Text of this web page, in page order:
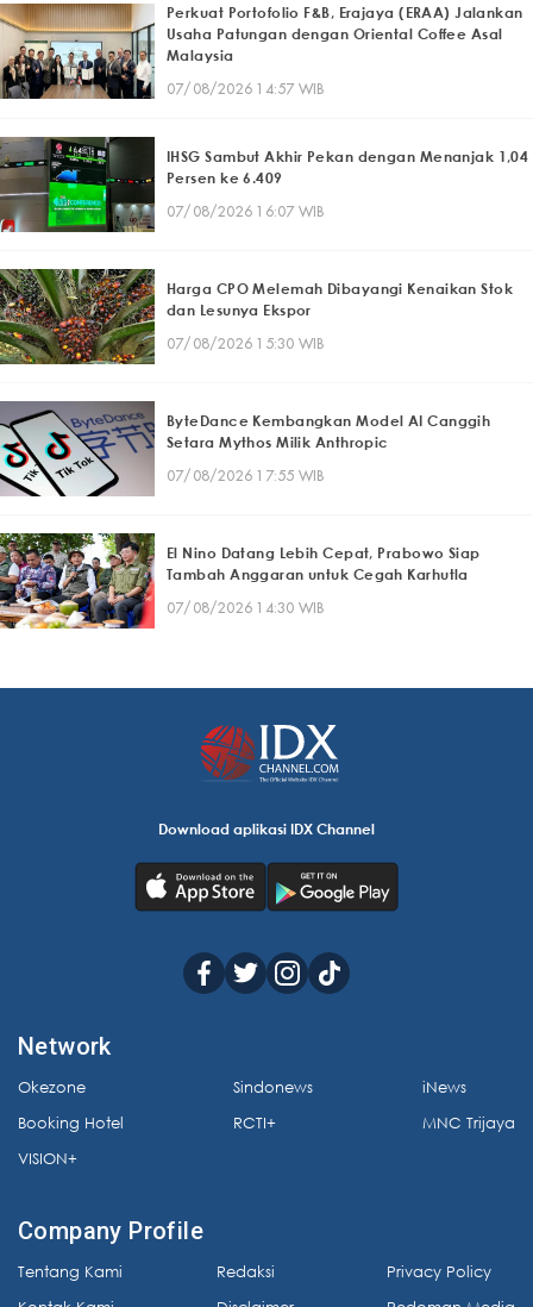
Perkuat Portofolio F&B, Erajaya (ERAA) Jalankan
Usaha Patungan dengan Oriental Coffee Asal
Malaysia
07/08/2026 14:57 WIB
IHSG Sambut Akhir Pekan dengan Menanjak 1,04
Persen ke 6.409
07/08/2026 16:07 WIB
Harga CPO Melemah Dibayangi Kenaikan Stok
dan Lesunya Ekspor
07/08/2026 15:30 WIB
ByteDance Kembangkan Model AI Canggih
Setara Mythos Milik Anthropic
07/08/2026 17:55 WIB
El Nino Datang Lebih Cepat, Prabowo Siap
Tambah Anggaran untuk Cegah Karhutla
07/08/2026 14:30 WIB
Download aplikasi IDX Channel
Network
Okezone
Booking Hotel
VISION+
Sindonews
RCTI+
iNews
MNC Trijaya
Company Profile
Tentang Kami
Redaksi
Privacy Policy